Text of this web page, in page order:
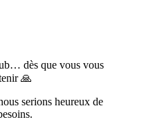
dès que vous vous
🙏
serions heureux de